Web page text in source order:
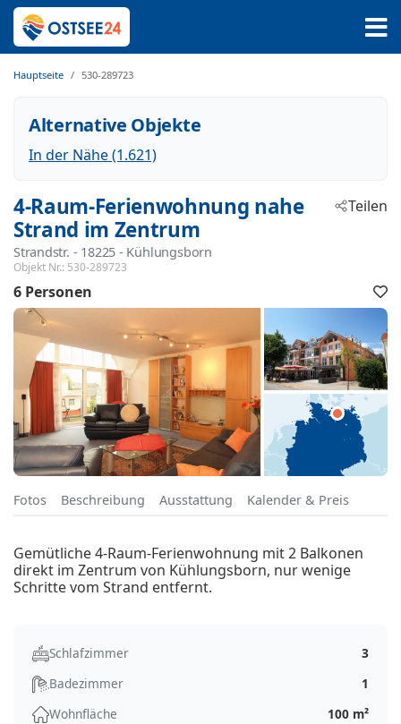
Hauptseite 530-289723
Alternative Objekte
In der Nähe (1.621)
4-Raum-Ferienwohnung nahe
Strand im Zentrum
Strandstr. - 18225 - Kühlungsborn
Objekt Nr.: 530-289723
Teilen
6 Personen
Fotos Beschreibung Ausstattung Kalender & Preis
Gemütliche 4-Raum-Ferienwohnung mit 2 Balkonen
direkt im Zentrum von Kühlungsborn, nur wenige
Schritte vom Strand entfernt.
Schlafzimmer
3
Badezimmer
1
Wohnfläche
100 m²